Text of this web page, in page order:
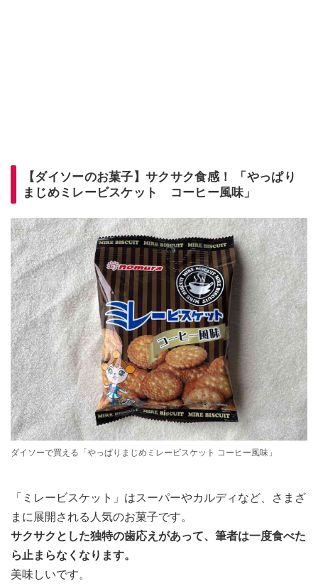
【ダイソーのお菓子】サクサク食感！ 「やっぱり
まじめミレービスケット コーヒー風味」
ダイソーで買える「やっぱりまじめミレービスケット コーヒー風味」
「ミレービスケット」はスーパーやカルディなど、さまざ
まに展開される人気のお菓子です。
サクサクとした独特の歯応えがあって、筆者は一度食べた
ら止まらなくなります。
美味しいです。